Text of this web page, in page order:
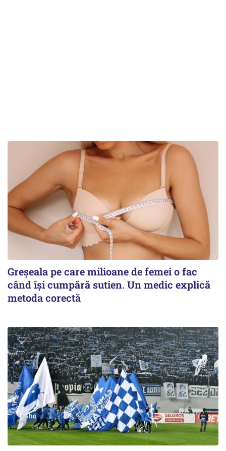
Greșeala pe care milioane de femei o fac
când își cumpără sutien. Un medic explică
metoda corectă